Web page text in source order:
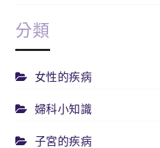
分類
女性的疾病
婦科小知識
子宮的疾病